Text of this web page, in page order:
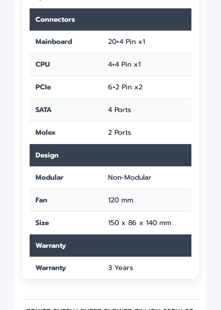
Connectors
Mainboard 20+4 Pin x1
CPU 4+4 Pin x1
PCIe 6+2 Pin x2
SATA 4 Ports
Molex 2 Ports
Design
Modular Non-Modular
Fan 120 mm
Size 150 x 86 x 140 mm
Warranty
Warranty 3 Years